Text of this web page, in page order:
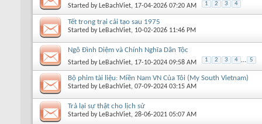
Started by LeBachViet, 17-04-2026 07:20 AM 1 2 3 4
Tết trong trại cải tạo sau 1975
Started by LeBachViet, 10-02-2026 11:46 PM
Ngô Đình Diệm và Chính Nghĩa Dân Tộc
Started by LeBachViet, 17-10-2024 09:58 AM 1 2 3 4 ... 5
Bộ phim tài liệu: Miền Nam VN Của Tôi (My South Vietnam)
Started by LeBachViet, 07-09-2024 03:15 AM
Trả lại sự thật cho lịch sử
Started by LeBachViet, 28-06-2021 05:07 AM